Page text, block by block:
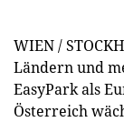
WIEN /
Ländern und
EasyPark als
Österreich